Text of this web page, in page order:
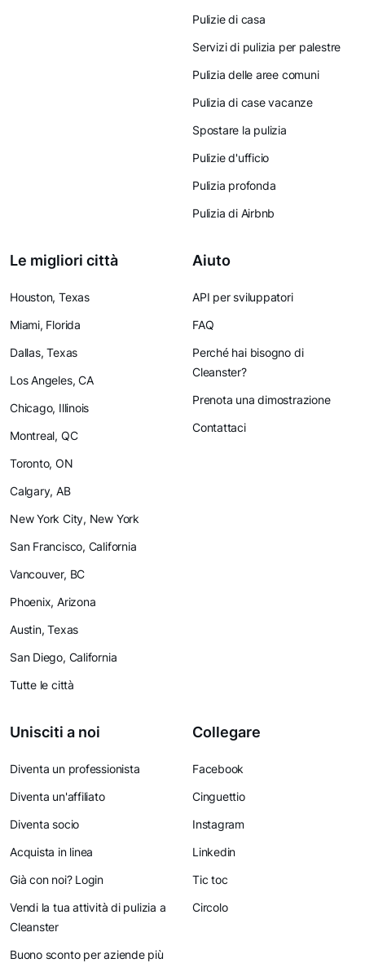
Pulizie di casa
Servizi di pulizia per palestre
Pulizia delle aree comuni
Pulizia di case vacanze
Spostare la pulizia
Pulizie d'ufficio
Pulizia profonda
Pulizia di Airbnb
Le migliori città
Houston, Texas
Miami, Florida
Dallas, Texas
Los Angeles, CA
Chicago, Illinois
Montreal, QC
Toronto, ON
Calgary, AB
New York City, New York
San Francisco, California
Vancouver, BC
Phoenix, Arizona
Austin, Texas
San Diego, California
Tutte le città
Aiuto
API per sviluppatori
FAQ
Perché hai bisogno di
Cleanster?
Prenota una dimostrazione
Contattaci
Unisciti a noi
Diventa un professionista
Diventa un'affiliato
Diventa socio
Acquista in linea
Già con noi? Login
Vendi la tua attività di pulizia a
Cleanster
Buono sconto per aziende più
Collegare
Facebook
Cinguettio
Instagram
Linkedin
Tic toc
Circolo